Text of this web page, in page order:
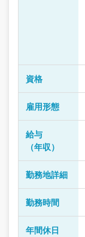
資格
雇用形態
給与
（年収）
勤務地詳細
勤務時間
年間休日